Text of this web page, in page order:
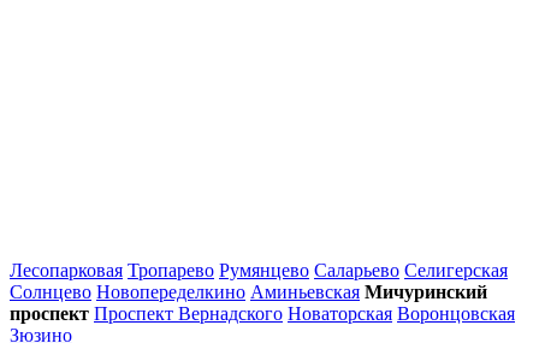
Лесопарковая Тропарево Румянцево Саларьево Селигерская
Солнцево Новопеределкино Аминьевская Мичуринский
проспект Проспект Вернадского Новаторская Воронцовская
Зюзино